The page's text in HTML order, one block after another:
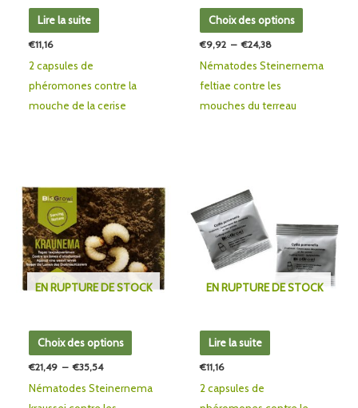
Lire la suite
€11,16
2 capsules de
phéromones contre la
mouche de la cerise
Choix des options
être
la
€9,92 – €24,38
Nématodes Steinernema
feltiae contre les
mouches du terreau
EN RUPTURE DE STOCK
Choix des options
produit
a
plusieurs
variations.
Les
options
être
la
€21,49 – €35,54
prix :
€21,49
à
€35,54
Nématodes Steinernema
EN RUPTURE DE STOCK
Lire la suite
€11,16
2 capsules de